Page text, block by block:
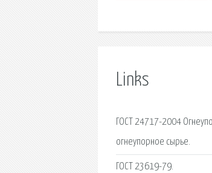
Links
ГОСТ 24717-2004
огнеупорное сырье.
ГОСТ 23619-79.